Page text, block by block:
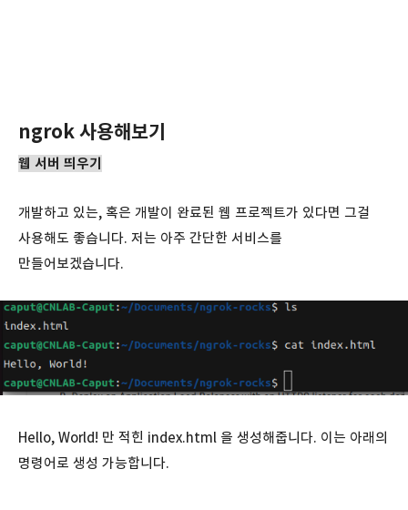
ngrok 사용해보기
웹 서버 띄우기
개발하고 있는, 혹은 개발이 완료된 웹 프로젝트가 있다면 그걸
사용해도 좋습니다. 저는 아주 간단한 서비스를
만들어보겠습니다.
Hello, World! 만 적힌 index.html 을 생성해줍니다. 이는 아래의
명령어로 생성 가능합니다.